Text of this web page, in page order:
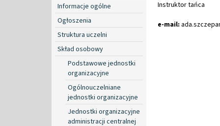
Informacje ogólne
Ogłoszenia
Struktura uczelni
Skład osobowy
Podstawowe jednostki
organizacyjne
Ogólnouczelniane
jednostki organizacyjne
Jednostki organizacyjne
administracji centralnej
Instruktor tańca
e-mail: ada.